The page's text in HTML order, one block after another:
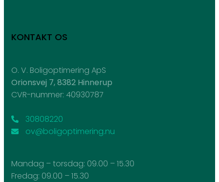
KONTAKT OS
O. V. Boligoptimering ApS
Orionsvej 7, 8382 Hinnerup
CVR-nummer: 40930787
30808220
ov@boligoptimering.nu
Mandag – torsdag: ​09.00 – 15.30
Fredag: ​09.00 – 15.30